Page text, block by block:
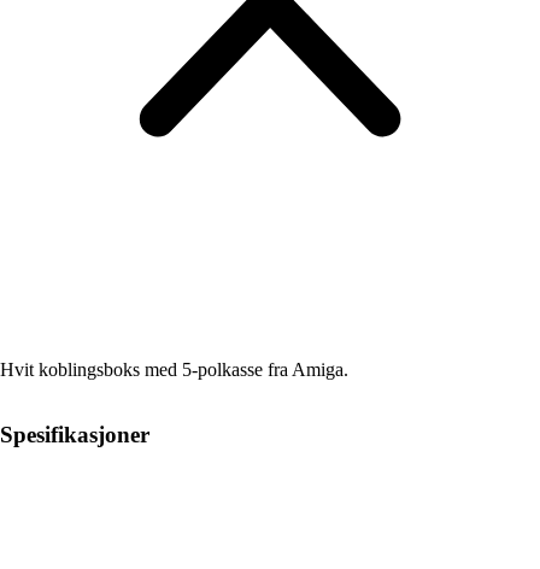
Hvit koblingsboks med 5-polkasse fra Amiga.
Spesifikasjoner